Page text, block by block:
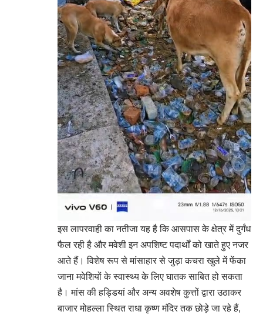
इस लापरवाही का नतीजा यह है कि आसपास के क्षेत्र में दुर्गंध
फैल रही है और मवेशी इन अपशिष्ट पदार्थों को खाते हुए नजर
आते हैं। विशेष रूप से मांसाहार से जुड़ा कचरा खुले में फेंका
जाना मवेशियों के स्वास्थ्य के लिए घातक साबित हो सकता
है। मांस की हड्डियां और अन्य अवशेष कुत्तों द्वारा उठाकर
बाजार मोहल्ला स्थित राधा कृष्ण मंदिर तक छोड़े जा रहे हैं,